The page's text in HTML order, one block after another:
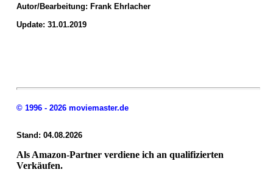
Autor/Bearbeitung: Frank Ehrlacher
Update: 31.01.2019
© 1996 - 2026 moviemaster.de
Stand: 04.08.2026
Als Amazon-Partner verdiene ich an qualifizierten
Verkäufen.